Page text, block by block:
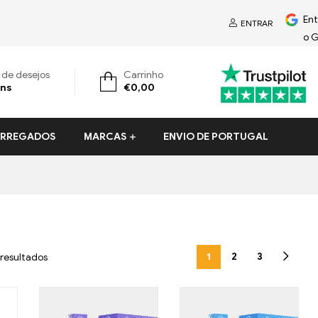
ENTRAR
o
desejos
Carrinho
€0,00
MARCAS ENVIO DE PORTUGAL
1 2 3